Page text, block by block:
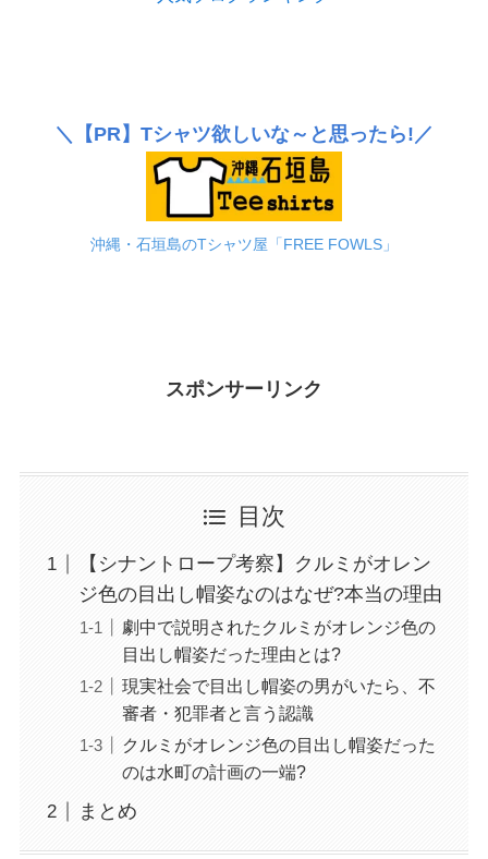
＼ 【PR】 Tシャツ欲しいな～と思ったら!／
沖縄・石垣島のTシャツ屋「FREE FOWLS」
スポンサーリンク
目次
【シナントロープ考察】クルミがオレン
ジ色の目出し帽姿なのはなぜ?本当の理由
劇中で説明されたクルミがオレンジ色の
目出し帽姿だった理由とは?
現実社会で目出し帽姿の男がいたら、不
審者・犯罪者と言う認識
クルミがオレンジ色の目出し帽姿だった
のは水町の計画の一端?
まとめ